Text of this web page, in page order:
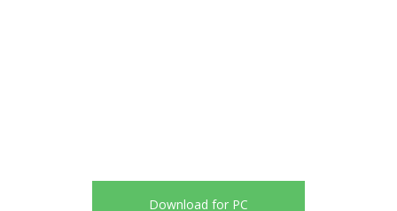
Download for PC